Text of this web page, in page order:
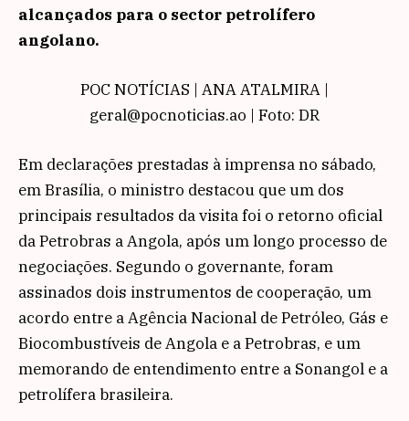
alcançados para o sector petrolífero
angolano.
POC NOTÍCIAS | ANA ATALMIRA |
geral@pocnoticias.ao | Foto: DR
Em declarações prestadas à imprensa no sábado,
em Brasília, o ministro destacou que um dos
principais resultados da visita foi o retorno oficial
da Petrobras a Angola, após um longo processo de
negociações. Segundo o governante, foram
assinados dois instrumentos de cooperação, um
acordo entre a Agência Nacional de Petróleo, Gás e
Biocombustíveis de Angola e a Petrobras, e um
memorando de entendimento entre a Sonangol e a
petrolífera brasileira.